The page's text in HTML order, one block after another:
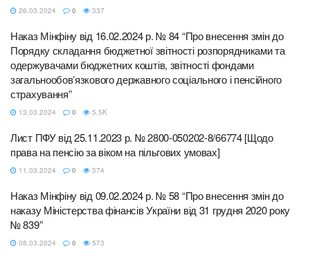
26.03.2024 0 337
Наказ Мінфіну від 16.02.2024 р. № 84 “Про внесення змін до
Порядку складання бюджетної звітності розпорядниками та
одержувачами бюджетних коштів, звітності фондами
загальнообов’язкового державного соціального і пенсійного
страхування”
13.03.2024 0 5.5K
Лист ПФУ від 25.11.2023 р. № 2800-050202-8/66774 [Щодо
права на пенсію за віком на пільгових умовах]
11.03.2024 0 374
Наказ Мінфіну від 09.02.2024 р. № 58 “Про внесення змін до
наказу Міністерства фінансів України від 31 грудня 2020 року
№ 839”
08.03.2024 0 573